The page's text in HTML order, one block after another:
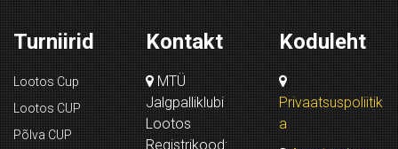
Turniirid
Lootos Cup
Lootos CUP
Põlva CUP
Kontakt
MTÜ
Jalgpalliklubi
Lootos
Registrikood:
Koduleht
Privaatsuspoliitik
a